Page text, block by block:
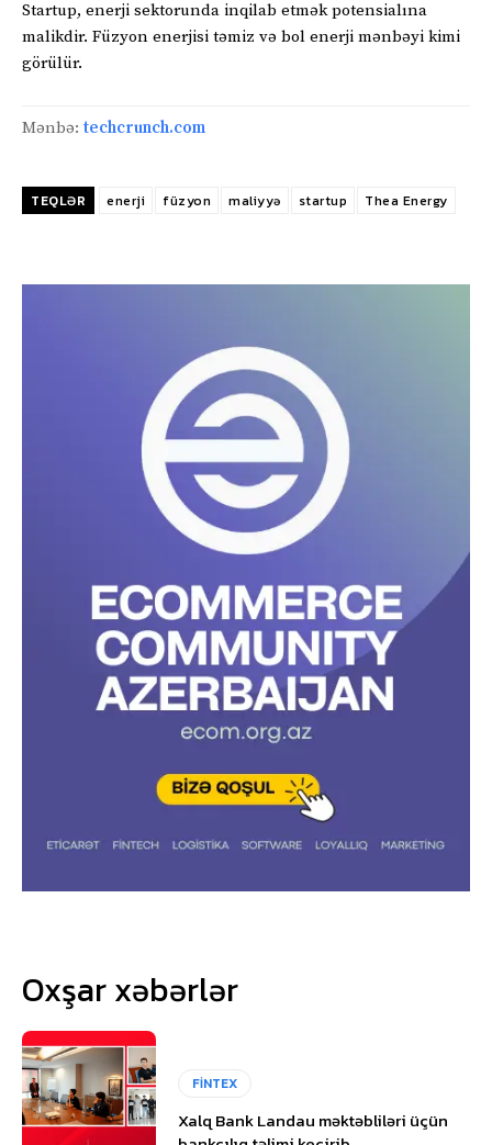
Startup, enerji sektorunda inqilab etmək potensialına
malikdir. Füzyon enerjisi təmiz və bol enerji mənbəyi kimi
görülür.
Mənbə: techcrunch.com
TEQLƏR enerji füzyon maliyyə startup Thea Energy
Oxşar xəbərlər
FİNTEX
Xalq Bank Landau məktəbliləri üçün